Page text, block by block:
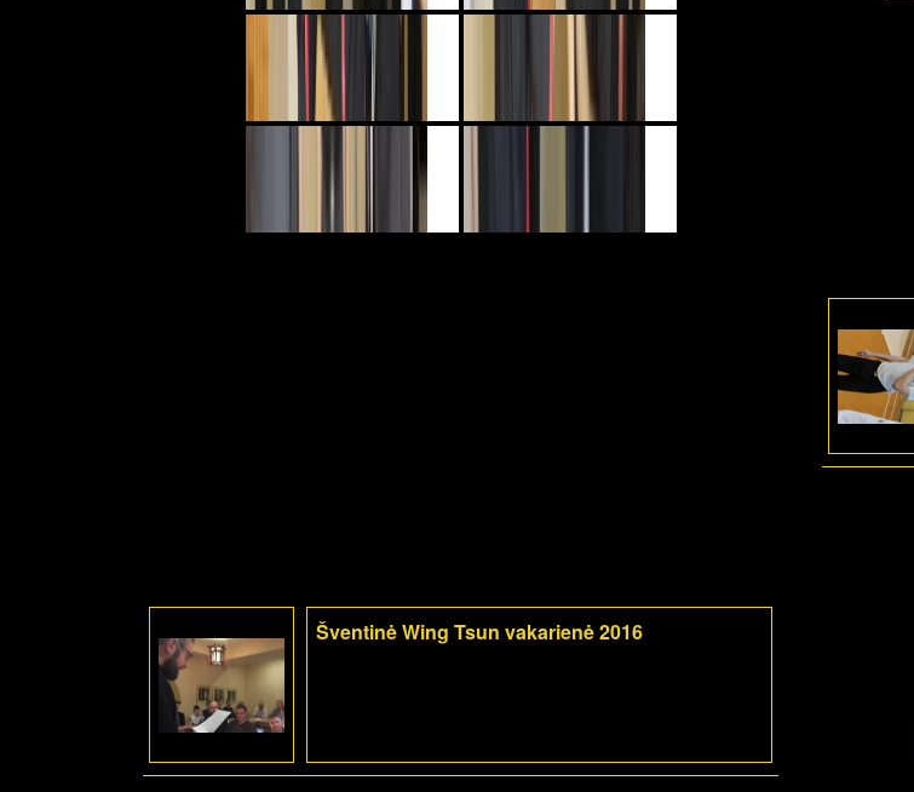
Šventinė Wing Tsun vakarienė 2016